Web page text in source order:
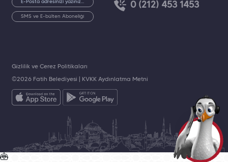
SMS ve E-bülten Aboneliği
0 (212) 453 1453
©2026 Fatih Belediyesi | KVKK Aydınlatma Metni
Gizlilik ve Çerez Politikaları